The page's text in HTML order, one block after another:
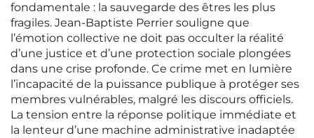
fondamentale : la sauvegarde des êtres les plus
fragiles. Jean-Baptiste Perrier souligne que
l’émotion collective ne doit pas occulter la réalité
d’une justice et d’une protection sociale plongées
dans une crise profonde. Ce crime met en lumière
l’incapacité de la puissance publique à protéger ses
membres vulnérables, malgré les discours officiels.
La tension entre la réponse politique immédiate et
la lenteur d’une machine administrative inadaptée